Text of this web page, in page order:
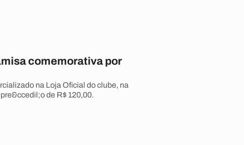
comemorativa por
na Loja Oficial do clube, na
de R$ 120,00.